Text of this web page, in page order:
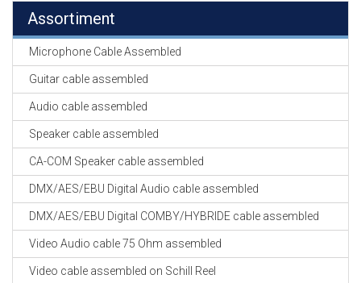
Assortiment
Microphone Cable Assembled
Guitar cable assembled
Audio cable assembled
Speaker cable assembled
CA-COM Speaker cable assembled
DMX/AES/EBU Digital Audio cable assembled
DMX/AES/EBU Digital COMBY/HYBRIDE cable assembled
Video Audio cable 75 Ohm assembled
Video cable assembled on Schill Reel